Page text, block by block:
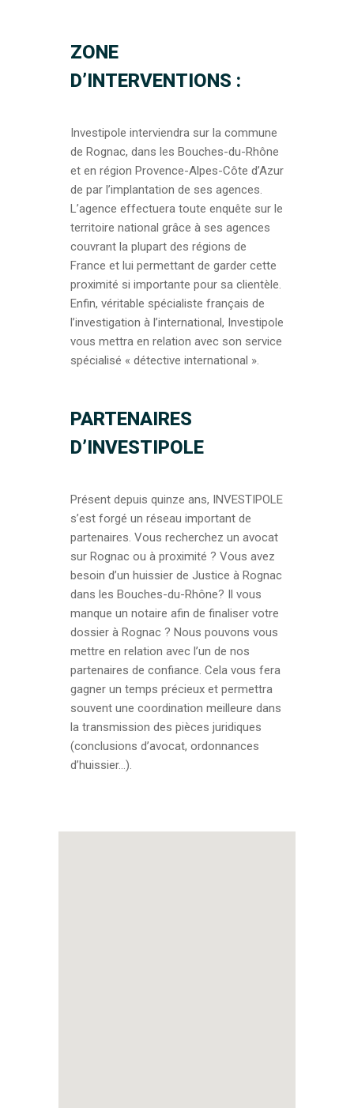
ZONE
D’INTERVENTIONS :
Investipole interviendra sur la commune
de Rognac, dans les Bouches-du-Rhône
et en région Provence-Alpes-Côte d’Azur
de par l’implantation de ses agences.
L’agence effectuera toute enquête sur le
territoire national grâce à ses agences
couvrant la plupart des régions de
France et lui permettant de garder cette
proximité si importante pour sa clientèle.
Enfin, véritable spécialiste français de
l’investigation à l’international, Investipole
vous mettra en relation avec son service
spécialisé « détective international ».
PARTENAIRES
D’INVESTIPOLE
Présent depuis quinze ans, INVESTIPOLE
s’est forgé un réseau important de
partenaires. Vous recherchez un avocat
sur Rognac ou à proximité ? Vous avez
besoin d’un huissier de Justice à Rognac
dans les Bouches-du-Rhône? Il vous
manque un notaire afin de finaliser votre
dossier à Rognac ? Nous pouvons vous
mettre en relation avec l’un de nos
partenaires de confiance. Cela vous fera
gagner un temps précieux et permettra
souvent une coordination meilleure dans
la transmission des pièces juridiques
(conclusions d’avocat, ordonnances
d’huissier…).